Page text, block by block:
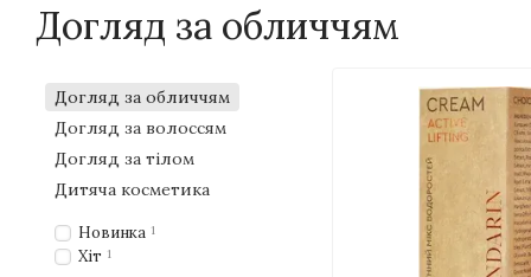
Догляд за обличчям
Догляд за обличчям
Догляд за волоссям
Догляд за тілом
Дитяча косметика
Новинка 1
Хіт 1